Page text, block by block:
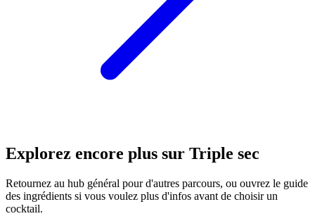
Explorez encore plus sur Triple sec
Retournez au hub général pour d'autres parcours, ou ouvrez le guide
des ingrédients si vous voulez plus d'infos avant de choisir un
cocktail.